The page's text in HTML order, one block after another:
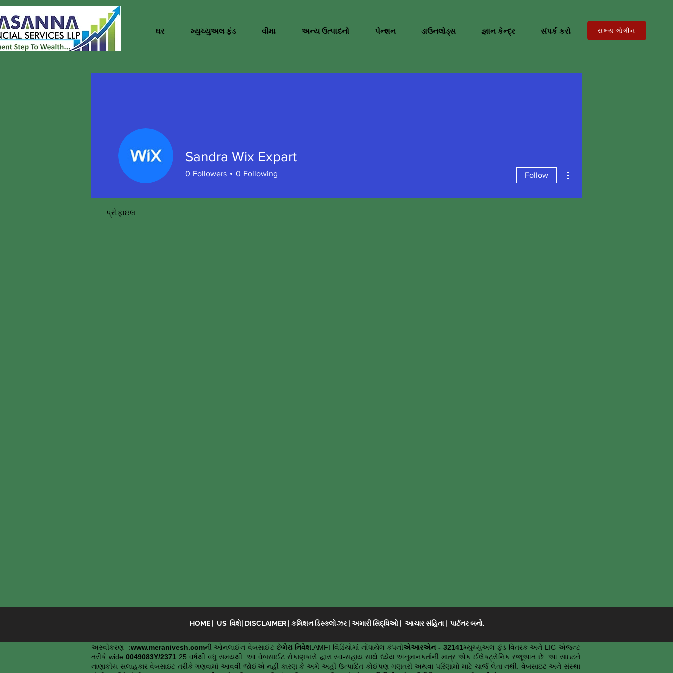
ઘર મ્યુચ્યુઅલ ફંડ વીમા અન્ય ઉત્પાદનો પેન્શન ડાઉનલોડ્સ જ્ઞાન કેન્દ્ર સંપર્ક કરો સભ્ય લોગીન
Sandra Wix Expart
0 Followers 0 Following Follow
પ્રોફાઇલ
HOME | US વિશે| DISCLAIMER | કમિશન ડિસ્ક્લોઝર| અમારી સિદ્ધિઓ | આચાર સંહિતા| પાર્ટનર બનો.
અસ્વીકરણ :www.meranivesh.comની ઓનલાઈન વેબસાઈટ છેમેરા નિવેશ.AMFI વિડિયોમાં નોંધાયેલ કંપનીએઆરએન - 32141મ્યુચ્યુઅલ ફંડ વિતરક અને LIC એજન્ટ
તરીકે wide 0049083Y/2371 25 વર્ષથી વધુ સમયથી. આ વેબસાઈટ રોકાણકારો દ્વારા સ્વ-સહાય સાથે ધ્યેય અનુમાનકર્તાની માત્ર એક ઈલેક્ટ્રોનિક રજૂઆત છે. આ સાઇટને
નાણાકીય સલાહકાર વેબસાઇટ તરીકે ગણવામાં આવવી જોઈએ નહીં કારણ કે અમે અહીં ઉત્પાદિત કોઈપણ ગણતરી અથવા પરિણામો માટે ચાર્જ લેતા નથી. વેબસાઇટ અને સંસ્થા